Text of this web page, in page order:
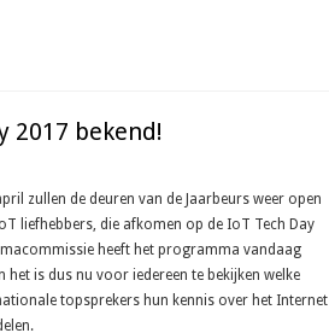
2017 bekend!
zullen de deuren van de Jaarbeurs weer open
liefhebbers, die afkomen op de IoT Tech Day
heeft het programma vandaag
het is dus nu voor iedereen te bekijken welke
topsprekers hun kennis over het Internet